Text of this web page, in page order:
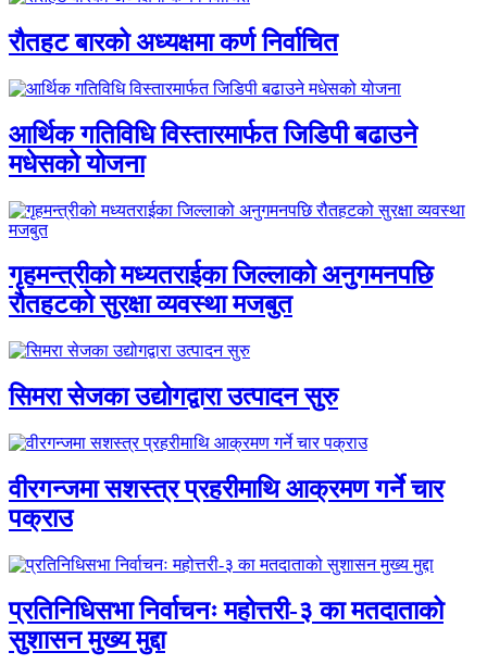
रौतहट बारको अध्यक्षमा कर्ण निर्वाचित
आर्थिक गतिविधि विस्तारमार्फत जिडिपी बढाउने
मधेसको योजना
गृहमन्त्रीको मध्यतराईका जिल्लाको अनुगमनपछि
रौतहटको सुरक्षा व्यवस्था मजबुत
सिमरा सेजका उद्योगद्वारा उत्पादन सुरु
वीरगन्जमा सशस्त्र प्रहरीमाथि आक्रमण गर्ने चार
पक्राउ
प्रतिनिधिसभा निर्वाचनः महोत्तरी-३ का मतदाताको
सुशासन मुख्य मुद्दा